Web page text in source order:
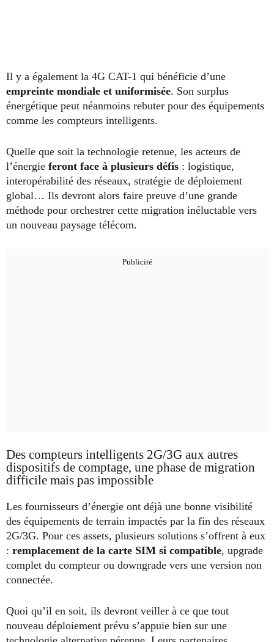
Il y a également la 4G CAT-1 qui bénéficie d’une
empreinte mondiale et uniformisée. Son surplus
énergétique peut néanmoins rebuter pour des équipements
comme les compteurs intelligents.
Quelle que soit la technologie retenue, les acteurs de
l’énergie feront face à plusieurs défis : logistique,
interopérabilité des réseaux, stratégie de déploiement
global… Ils devront alors faire preuve d’une grande
méthode pour orchestrer cette migration inéluctable vers
un nouveau paysage télécom.
Des compteurs intelligents 2G/3G aux autres
dispositifs de comptage, une phase de migration
difficile mais pas impossible
Les fournisseurs d’énergie ont déjà une bonne visibilité
des équipements de terrain impactés par la fin des réseaux
2G/3G. Pour ces assets, plusieurs solutions s’offrent à eux
: remplacement de la carte SIM si compatible, upgrade
complet du compteur ou downgrade vers une version non
connectée.
Quoi qu’il en soit, ils devront veiller à ce que tout
nouveau déploiement prévu s’appuie bien sur une